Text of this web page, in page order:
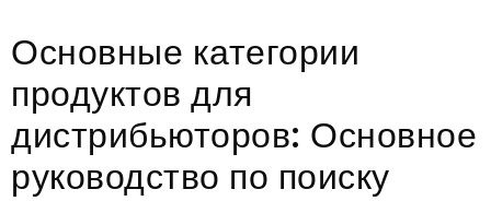
Основные категории
продуктов для
дистрибьюторов: Основное
руководство по поиску